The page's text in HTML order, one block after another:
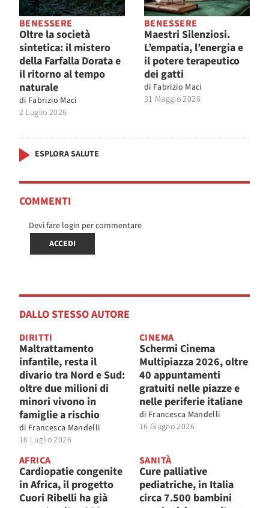
BENESSERE
Oltre la società
sintetica: il mistero
della Farfalla Dorata e
il ritorno al tempo
naturale
di Fabrizio Maci
2 Luglio 2026
BENESSERE
Maestri Silenziosi.
L’empatia, l’energia e
il potere terapeutico
dei gatti
di Fabrizio Maci
31 Maggio 2026
ESPLORA SALUTE
COMMENTI
Devi fare login per commentare
ACCEDI
DALLO STESSO AUTORE
DIRITTI
Maltrattamento
infantile, resta il
divario tra Nord e Sud:
oltre due milioni di
minori vivono in
famiglie a rischio
di Francesca Mandelli
16 Luglio 2026
CINEMA
Schermi Cinema
Multipiazza 2026, oltre
40 appuntamenti
gratuiti nelle piazze e
nelle periferie italiane
di Francesca Mandelli
16 Giugno 2026
AFRICA
Cardiopatie congenite
in Africa, il progetto
Cuori Ribelli ha già
SANITÀ
Cure palliative
pediatriche, in Italia
circa 7.500 bambini